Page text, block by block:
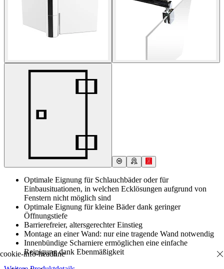
Optimale Eignung für Schlauchbäder oder für
Einbausituationen, in welchen Ecklösungen aufgrund von
Fenstern nicht möglich sind
Optimale Eignung für kleine Bäder dank geringer
Öffnungstiefe
Barrierefreier, altersgerechter Einstieg
Montage an einer Wand: nur eine tragende Wand notwendig
Innenbündige Scharniere ermöglichen eine einfache
Reinigung dank Ebenmäßigkeit